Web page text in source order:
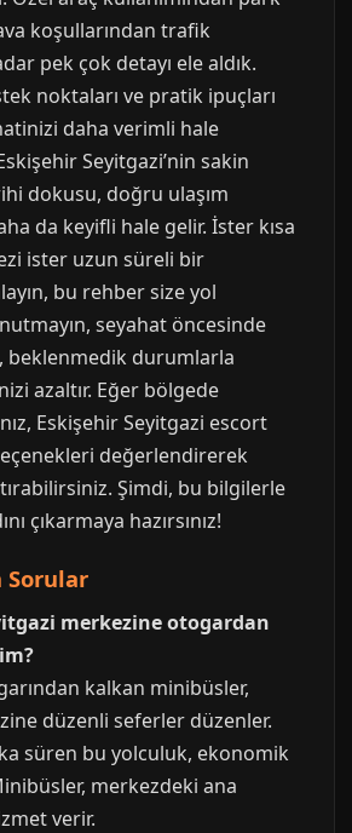
koşullarından trafik
pek çok detayı ele aldık.
noktaları ve pratik ipuçları
daha verimli hale
Seyitgazi’nin sakin
dokusu, doğru ulaşım
da keyifli hale gelir. İster kısa
ister uzun süreli bir
bu rehber size yol
seyahat öncesinde
beklenmedik durumlarla
azaltır. Eğer bölgede
Eskişehir Seyitgazi escort
değerlendirerek
Şimdi, bu bilgilerle
çıkarmaya hazırsınız!
Sorular
merkezine otogardan
kalkan minibüsler,
düzenli seferler düzenler.
süren bu yolculuk, ekonomik
merkezdeki ana
verir.